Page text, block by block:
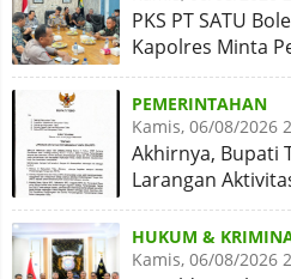
PKS PT SATU
Kapolres Minta
PEMERINTAHAN
Kamis, 06/08/2026
Akhirnya, Bupati
Larangan
HUKUM &
Kamis, 06/08/2026